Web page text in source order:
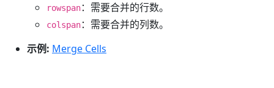
rowspan：需要合并的行数。
colspan：需要合并的列数。
示例: Merge Cells